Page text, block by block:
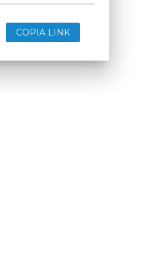
COPIA LINK